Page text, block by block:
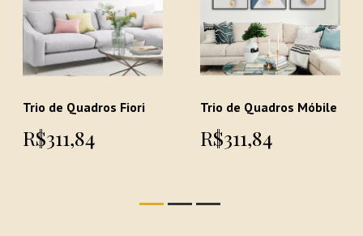
Trio de Quadros Fiori
R$311,84
Trio de Quadros Móbile
R$311,84